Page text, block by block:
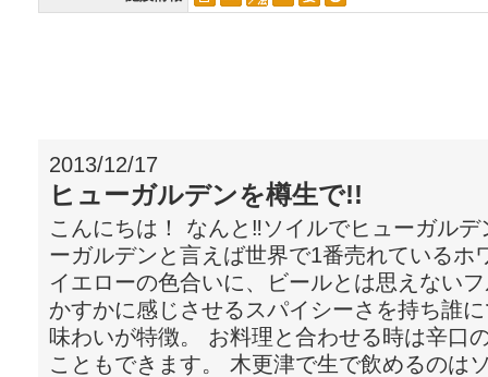
2013/12/17
ヒューガルデンを樽生で!!
こんにちは！ なんと‼ソイルでヒューガル
ーガルデンと言えば世界で1番売れているホ
イエローの色合いに、ビールとは思えない
かすかに感じさせるスパイシーさを持ち誰
味わいが特徴。 お料理と合わせる時は辛口
こともできます。 木更津で生で飲めるのは